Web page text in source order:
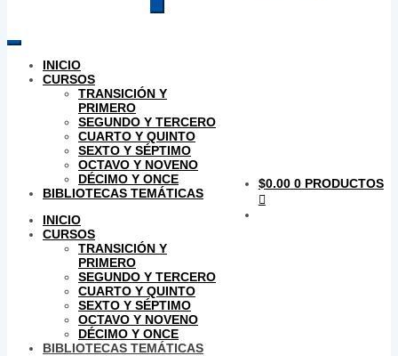
productos
INICIO
CURSOS
TRANSICIÓN Y
PRIMERO
SEGUNDO Y TERCERO
CUARTO Y QUINTO
SEXTO Y SÉPTIMO
OCTAVO Y NOVENO
DÉCIMO Y ONCE
BIBLIOTECAS TEMÁTICAS
INICIO
CURSOS
TRANSICIÓN Y
PRIMERO
SEGUNDO Y TERCERO
CUARTO Y QUINTO
SEXTO Y SÉPTIMO
OCTAVO Y NOVENO
DÉCIMO Y ONCE
BIBLIOTECAS TEMÁTICAS
$0.00 0 PRODUCTOS